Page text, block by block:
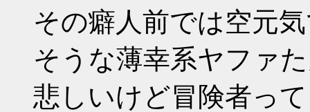
その癖人前では空元
そうな薄幸系ヤファ
悲しいけど冒険者っ